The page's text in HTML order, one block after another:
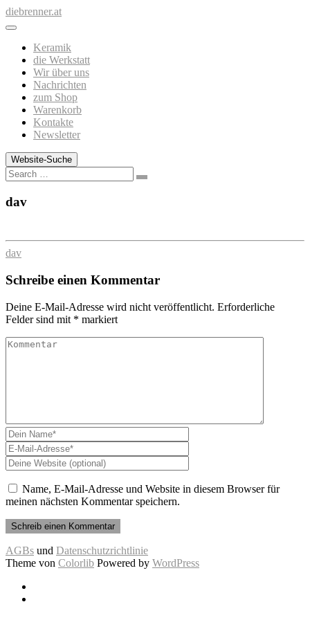
Zum
Inhalt
diebrenner.at
Keramik
die Werkstatt
Wir über uns
Nachrichten
zum Shop
Warenkorb
Kontakte
Newsletter
Website-Suche
Search
dav
dav
Schreibe einen Kommentar
Deine E-Mail-Adresse wird nicht veröffentlicht. Erforderliche
Felder sind mit * markiert
Name, E-Mail-Adresse und Website in diesem Browser für
meinen nächsten Kommentar speichern.
AGBs und Datenschutzrichtlinie
Theme von Colorlib Powered by WordPress